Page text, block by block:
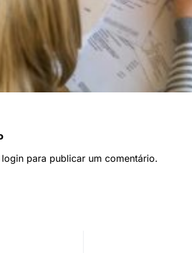
login para publicar um comentário.